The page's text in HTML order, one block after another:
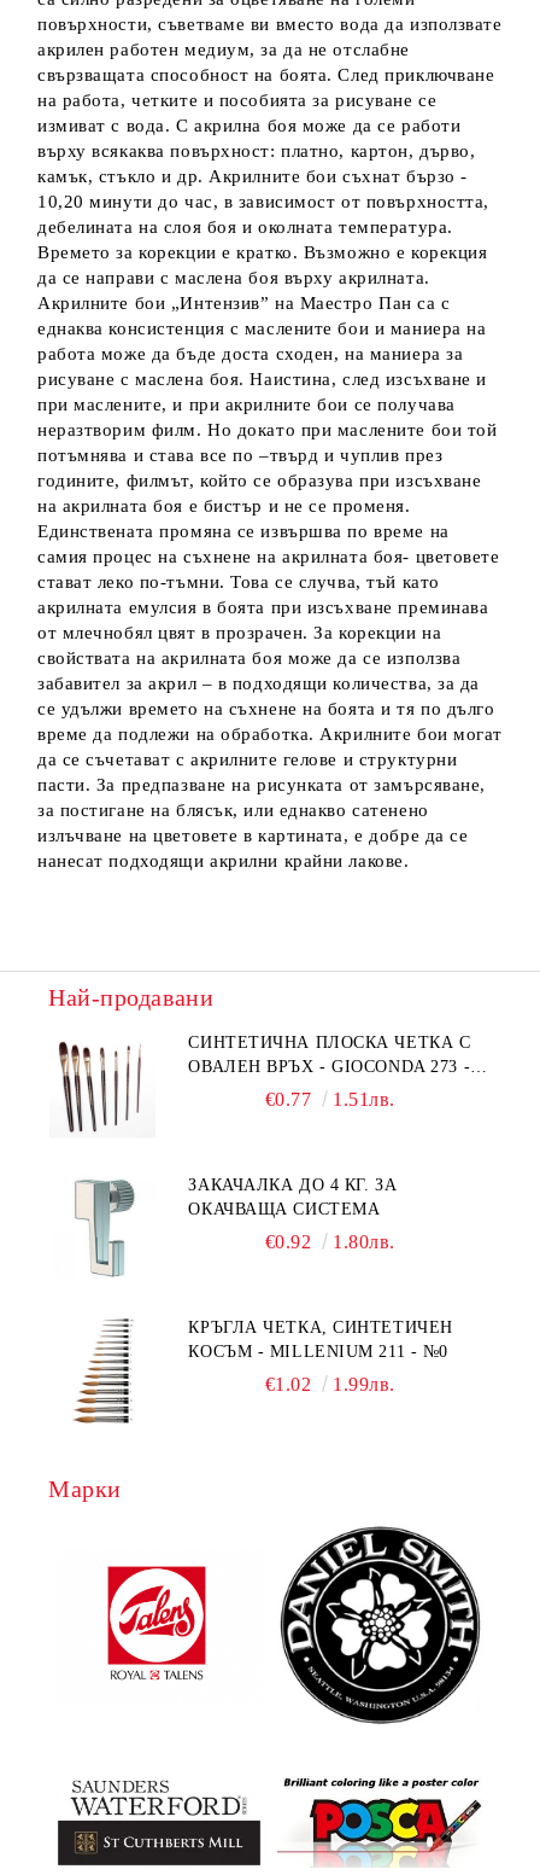
повърхности, съветваме ви вместо вода да използвате
акрилен работен медиум, за да не отслабне
свързващата способност на боята. След приключване
на работа, четките и пособията за рисуване се
измиват с вода. С акрилна боя може да се работи
върху всякаква повърхност: платно, картон, дърво,
камък, стъкло и др. Акрилните бои съхнат бързо -
10,20 минути до час, в зависимост от повърхността,
дебелината на слоя боя и околната температура.
Времето за корекции е кратко. Възможно е корекция
да се направи с маслена боя върху акрилната.
Акрилните бои „Интензив” на Маестро Пан са с
еднаква консистенция с маслените бои и маниера на
работа може да бъде доста сходен, на маниера за
рисуване с маслена боя. Наистина, след изсъхване и
при маслените, и при акрилните бои се получава
неразтворим филм. Но докато при маслените бои той
потъмнява и става все по –твърд и чуплив през
годините, филмът, който се образува при изсъхване
на акрилната боя е бистър и не се променя.
Единствената промяна се извършва по време на
самия процес на съхнене на акрилната боя- цветовете
стават леко по-тъмни. Това се случва, тъй като
акрилната емулсия в боята при изсъхване преминава
от млечнобял цвят в прозрачен. За корекции на
свойствата на акрилната боя може да се използва
забавител за акрил – в подходящи количества, за да
се удължи времето на съхнене на боята и тя по дълго
време да подлежи на обработка. Акрилните бои могат
да се съчетават с акрилните гелове и структурни
пасти. За предпазване на рисунката от замърсяване,
за постигане на блясък, или еднакво сатенено
излъчване на цветовете в картината, е добре да се
нанесат подходящи акрилни крайни лакове.
Най-продавани
СИНТЕТИЧНА ПЛОСКА ЧЕТКА С
ОВАЛЕН ВРЪХ - GIOCONDA 273 -
€0.77 1.51лв.
ЗАКАЧАЛКА ДО 4 КГ. ЗА
ОКАЧВАЩА СИСТЕМА
€0.92 1.80лв.
КРЪГЛА ЧЕТКА, СИНТЕТИЧЕН
КОСЪМ - MILLENIUM 211 - №0
€1.02 1.99лв.
Марки